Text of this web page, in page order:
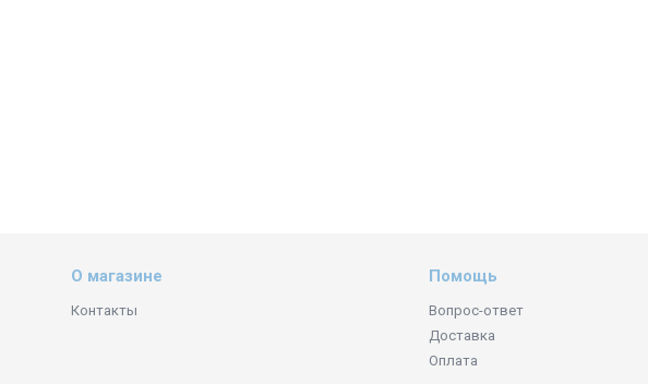
О магазине
Контакты
Помощь
Вопрос-ответ
Доставка
Оплата